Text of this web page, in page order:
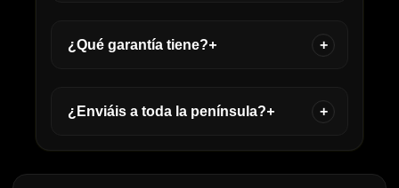
¿Qué garantía tiene?+
¿Enviáis a toda la península?+